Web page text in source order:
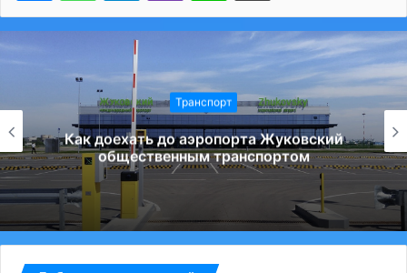
Транспорт
Как доехать до аэропорта Жуковский
общественным транспортом